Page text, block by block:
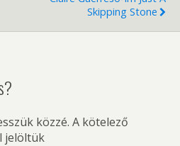
Skipping Stone
közzé. A kötelező
jelöltük